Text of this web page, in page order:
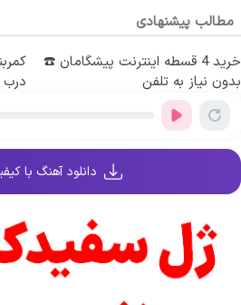
مطالب پیشنهادی
خرید 4 قسطه اینترنت پیشگامان ☎️
بدون نیاز به تلفن
درب
دانلود آهنگ با